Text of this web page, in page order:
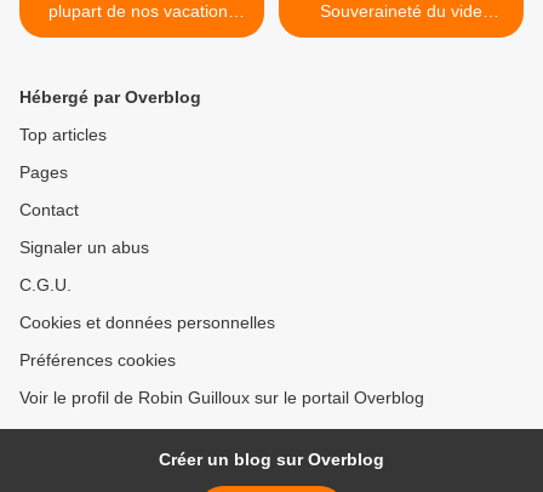
plupart de nos vacations
sont farcesques..."
Souveraineté du vide
(extrait) >
Hébergé par Overblog
Top articles
Pages
Contact
Signaler un abus
C.G.U.
Cookies et données personnelles
Préférences cookies
Voir le profil de Robin Guilloux sur le portail Overblog
Créer un blog sur Overblog